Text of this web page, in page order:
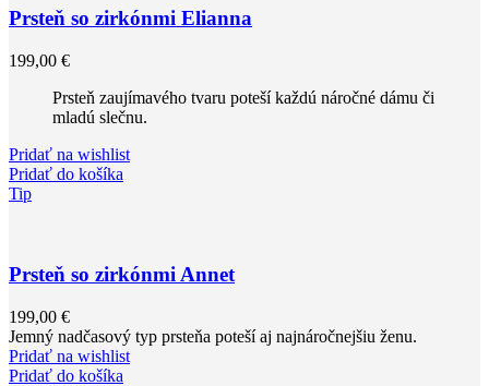
Prsteň so zirkónmi Elianna
199,00 €
Prsteň zaujímavého tvaru poteší každú náročné dámu či
mladú slečnu.
Pridať na wishlist
Pridať do košíka
Tip
Prsteň so zirkónmi Annet
199,00 €
Jemný nadčasový typ prsteňa poteší aj najnáročnejšiu ženu.
Pridať na wishlist
Pridať do košíka